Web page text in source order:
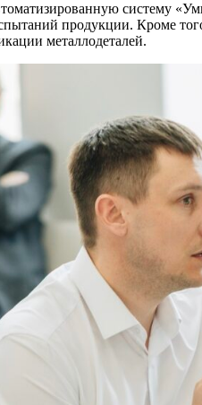
систему
продукции. Кроме
металлодеталей.